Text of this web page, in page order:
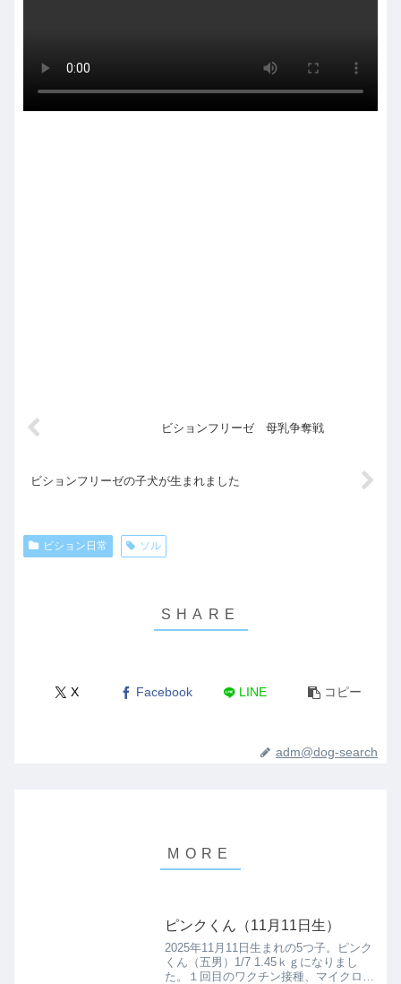
ビションフリーゼ 母乳争奪戦
ビションフリーゼの子犬が生まれました
ビション日常 ソル
X Facebook LINE コピー
adm@dog-search
ピンクくん（11月11日生）
2025年11月11日生まれの5つ子。ピンク
くん（五男）1/7 1.45ｋｇになりまし
た。１回目のワクチン接種、マイクロチ